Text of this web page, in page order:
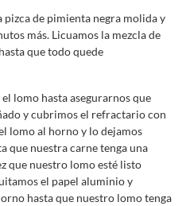
pizca de pimienta negra molida y
más. Licuamos la mezcla de
que todo quede
lomo hasta asegurarnos que
y cubrimos el refractario con
lomo al horno y lo dejamos
que nuestra carne tenga una
que nuestro lomo esté listo
el papel aluminio y
hasta que nuestro lomo tenga